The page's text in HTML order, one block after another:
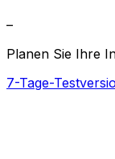
–
Planen Sie Ihre
7-Tage-